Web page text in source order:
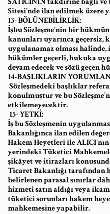
Sitesi’nde ilan edilmek üzere
13- BÖLÜNEBİLİRLİK:
İşbu Sözleşme’nin bir
kanunları uyarınca geçersiz,
uygulanamaz olması
hükümler geçerli, hukuka
devam edecek ve sözü
14-BAŞLIKLARIN
Sözleşmedeki başlıklar
konulmuştur ve bu
etkilemeyecektir.
15- YETKİ:
İş bu Sözleşmenin
Bakanlığınca ilan edilen
Hakem Heyetleri ile
yerindeki Tüketici
şikâyet ve itirazları
Ticaret Bakanlığı tarafından
belirlenen parasal sınırlar
hizmeti satın aldığı veya
tüketici sorunları hakem
mahkemesine yapabilir.